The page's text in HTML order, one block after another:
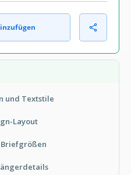
und Textstile
Layout